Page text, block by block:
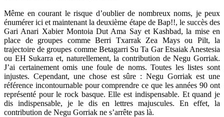
Même en courant le risque d’oublier de nombreux noms, je peux
énumérer ici et maintenant la deuxième étape de Bap!!, le succès des
Gari Anari Xabier Montoia Dut Ama Say et Kashbad, la mise en
place de groupes comme Berri Txarrak Zea Mays ou Pilt, la
trajectoire de groupes comme Betagarri Su Ta Gar Etsaiak Anestesia
ou EH Sukarra et, naturellement, la contribution de Negu Gorriak.
J’ai certainement omis une foule de noms. Toutes les listes sont
injustes. Cependant, une chose est sûre : Negu Gorriak est une
référence incontournable pour comprendre ce que les années 90 ont
représenté pour le rock basque. Elle est indispensable. Et quand je
dis indispensable, je le dis en lettres majuscules. En effet, la
contribution de Negu Gorriak ne s’arrête pas là.